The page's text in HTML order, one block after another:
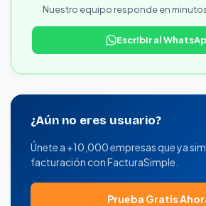
Nuestro equipo responde en
Escribir al
¿Aún no eres usuario?
Únete a +10,000 empresas que ya
facturación con FacturaSimple.
Prueba Gratis